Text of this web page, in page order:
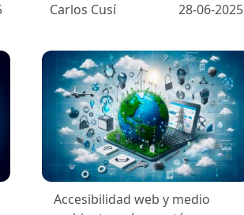
Carlos Cusí 28-06-2025
Accesibilidad web y medio